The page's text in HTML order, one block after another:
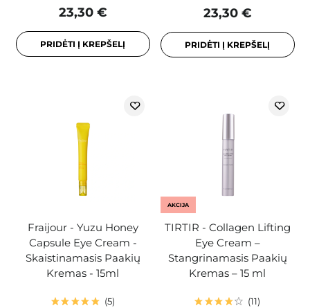
23,30 €
PRIDĖTI Į KREPŠELĮ
23,30 €
PRIDĖTI Į KREPŠELĮ
Fraijour - Yuzu Honey
Capsule Eye Cream -
Skaistinamasis Paakių
Kremas - 15ml
5
AKCIJA
TIRTIR - Collagen Lifting
Eye Cream –
Stangrinamasis Paakių
Kremas – 15 ml
11